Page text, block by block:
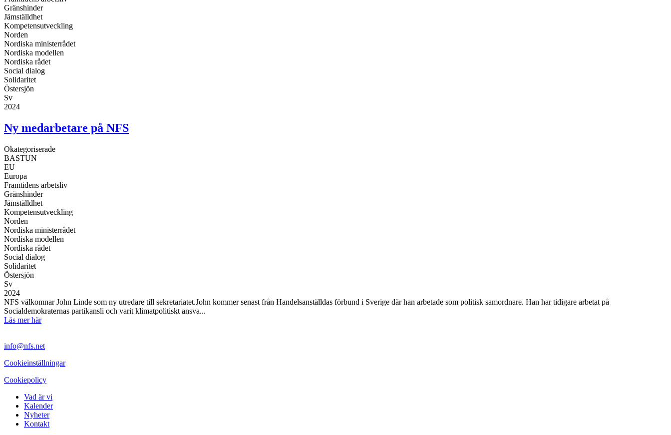
Gränshinder
Jämställdhet
Kompetensutveckling
Norden
Nordiska ministerrådet
Nordiska modellen
Nordiska rådet
Social dialog
Solidaritet
Östersjön
Sv
2024
Ny medarbetare på NFS
Okategoriserade
BASTUN
EU
Europa
Framtidens arbetsliv
Gränshinder
Jämställdhet
Kompetensutveckling
Norden
Nordiska ministerrådet
Nordiska modellen
Nordiska rådet
Social dialog
Solidaritet
Östersjön
Sv
2024
NFS välkomnar John Linde som ny utredare till sekretariatet.John kommer senast från Handelsanställdas förbund i Sverige där han arbetade som politisk samordnare. Han har tidigare arbetat på
Socialdemokraternas partikansli och varit klimatpolitiskt ansva...
Läs mer här
info@nfs.net
Cookieinställningar
Cookiepolicy
Vad är vi
Kalender
Nyheter
Kontakt